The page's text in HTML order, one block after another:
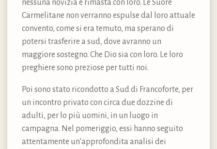
nessuna novizia è rimasta con loro. Le Suore
Carmelitane non verranno espulse dal loro attuale
convento, come si era temuto, ma sperano di
potersi trasferire a sud, dove avranno un
maggiore sostegno. Che Dio sia con loro. Le loro
preghiere sono preziose per tutti noi.
Poi sono stato ricondotto a Sud di Francoforte, per
un incontro privato con circa due dozzine di
adulti, per lo più uomini, in un luogo in
campagna. Nel pomeriggio, essi hanno seguito
attentamente un’approfondita analisi dei